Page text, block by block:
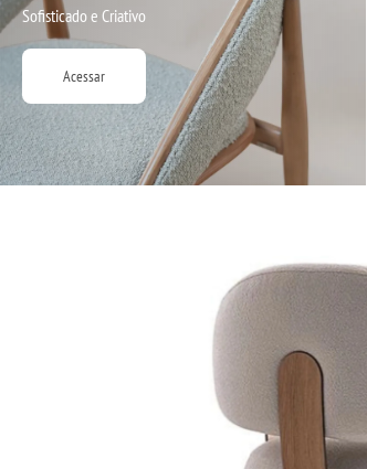
Sofisticado e Criativo
Acessar